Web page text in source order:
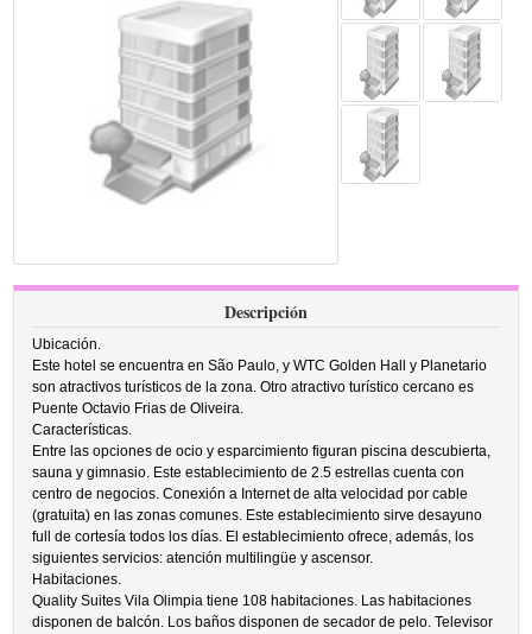
Descripción
Ubicación.
Este hotel se encuentra en São Paulo, y WTC Golden Hall y Planetario
son atractivos turísticos de la zona. Otro atractivo turístico cercano es
Puente Octavio Frias de Oliveira.
Características.
Entre las opciones de ocio y esparcimiento figuran piscina descubierta,
sauna y gimnasio. Este establecimiento de 2.5 estrellas cuenta con
centro de negocios. Conexión a Internet de alta velocidad por cable
(gratuita) en las zonas comunes. Este establecimiento sirve desayuno
full de cortesía todos los días. El establecimiento ofrece, además, los
siguientes servicios: atención multilingüe y ascensor.
Habitaciones.
Quality Suites Vila Olimpia tiene 108 habitaciones. Las habitaciones
disponen de balcón. Los baños disponen de secador de pelo. Televisor